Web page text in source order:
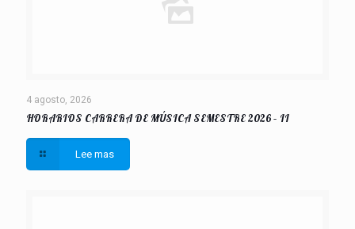
4 agosto, 2026
HORARIOS CARRERA DE MÚSICA SEMESTRE 2026 – II
Lee mas